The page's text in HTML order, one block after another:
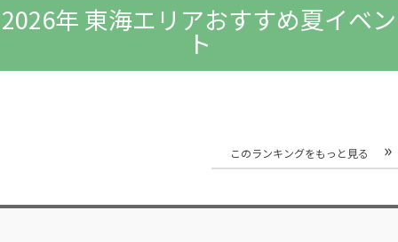
2026年 東海エリアおすすめ夏イベン
ト
このランキングをもっと見る